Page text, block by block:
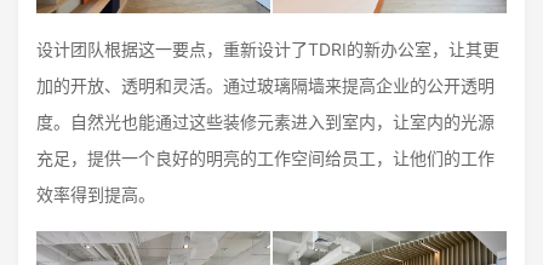
设计团队根据这一要点，重新设计了TDRI的新办公室，让其更
加的开放、透明和灵活。通过玻璃隔墙来提高企业的公开透明
度。自然光也能通过这些装修元素进入到室内，让室内的光源
充足，提供一个良好的明亮的工作空间给员工，让他们的工作
效率得到提高。